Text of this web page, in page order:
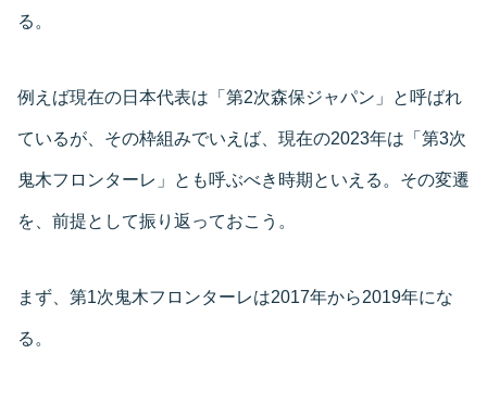
る。
例えば現在の日本代表は「第2次森保ジャパン」と呼ばれ
ているが、その枠組みでいえば、現在の2023年は「第3次
鬼木フロンターレ」とも呼ぶべき時期といえる。その変遷
を、前提として振り返っておこう。
まず、第1次鬼木フロンターレは2017年から2019年にな
る。